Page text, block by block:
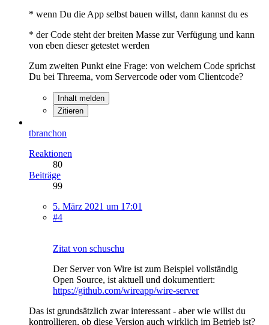
* wenn Du die App selbst bauen willst, dann kannst du es
* der Code steht der breiten Masse zur Verfügung und kann
von eben dieser getestet werden
Zum zweiten Punkt eine Frage: von welchem Code sprichst
Du bei Threema, vom Servercode oder vom Clientcode?
Inhalt melden
Zitieren
tbranchon
Reaktionen
80
Beiträge
99
5. März 2021 um 17:01
#4
Zitat von schuschu
Der Server von Wire ist zum Beispiel vollständig
Open Source, ist aktuell und dokumentiert:
https://github.com/wireapp/wire-server
Das ist grundsätzlich zwar interessant - aber wie willst du
kontrollieren, ob diese Version auch wirklich im Betrieb ist?